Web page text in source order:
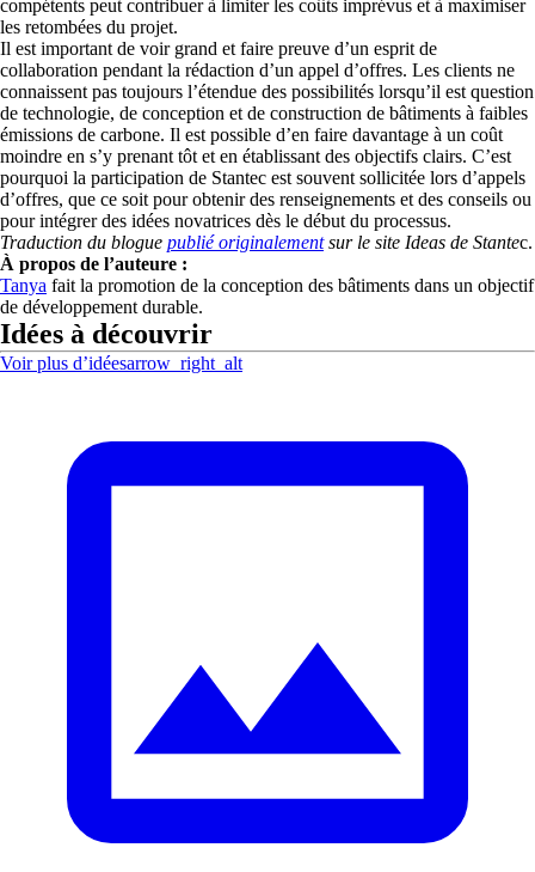
compétents peut contribuer à limiter les coûts imprévus et à maximiser
les retombées du projet.
Il est important de voir grand et faire preuve d’un esprit de
collaboration pendant la rédaction d’un appel d’offres. Les clients ne
connaissent pas toujours l’étendue des possibilités lorsqu’il est question
de technologie, de conception et de construction de bâtiments à faibles
émissions de carbone. Il est possible d’en faire davantage à un coût
moindre en s’y prenant tôt et en établissant des objectifs clairs. C’est
pourquoi la participation de Stantec est souvent sollicitée lors d’appels
d’offres, que ce soit pour obtenir des renseignements et des conseils ou
pour intégrer des idées novatrices dès le début du processus.
Traduction du blogue publié originalementsur le site Ideas de Stantec.
À propos de l’auteure :
Tanya fait la promotion de la conception des bâtiments dans un objectif
de développement durable.
Idées à découvrir
Voir plus d’idéesarrow_right_alt